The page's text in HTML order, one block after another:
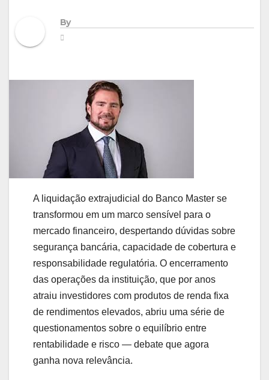
By
A liquidação extrajudicial do Banco Master se
transformou em um marco sensível para o
mercado financeiro, despertando dúvidas sobre
segurança bancária, capacidade de cobertura e
responsabilidade regulatória. O encerramento
das operações da instituição, que por anos
atraiu investidores com produtos de renda fixa
de rendimentos elevados, abriu uma série de
questionamentos sobre o equilíbrio entre
rentabilidade e risco — debate que agora
ganha nova relevância.